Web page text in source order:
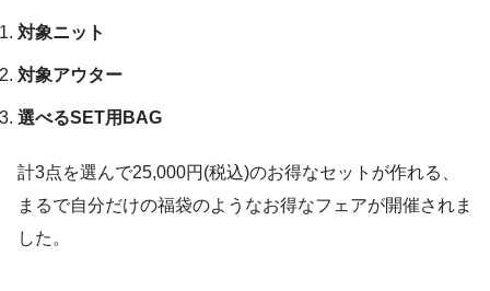
対象ニット
対象アウター
選べるSET用BAG
計3点を選んで25,000円(税込)のお得なセットが作れる、
まるで自分だけの福袋のようなお得なフェアが開催されま
した。